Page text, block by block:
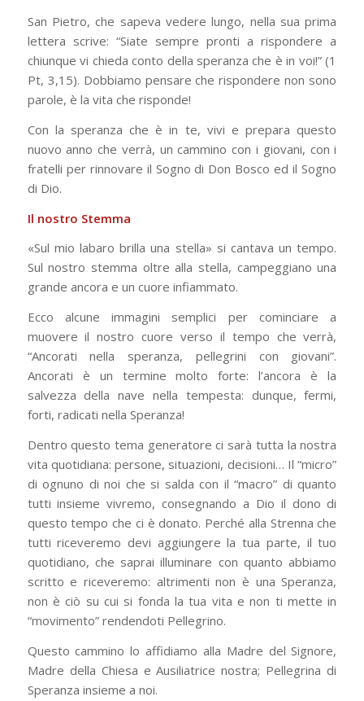
San Pietro, che sapeva vedere lungo, nella sua prima
lettera scrive: “Siate sempre pronti a rispondere a
chiunque vi chieda conto della speranza che è in voi!” (1
Pt, 3,15). Dobbiamo pensare che rispondere non sono
parole, è la vita che risponde!
Con la speranza che è in te, vivi e prepara questo
nuovo anno che verrà, un cammino con i giovani, con i
fratelli per rinnovare il Sogno di Don Bosco ed il Sogno
di Dio.
Il nostro Stemma
«Sul mio labaro brilla una stella» si cantava un tempo.
Sul nostro stemma oltre alla stella, campeggiano una
grande ancora e un cuore infiammato.
Ecco alcune immagini semplici per cominciare a
muovere il nostro cuore verso il tempo che verrà,
“Ancorati nella speranza, pellegrini con giovani”.
Ancorati è un termine molto forte: l’ancora è la
salvezza della nave nella tempesta: dunque, fermi,
forti, radicati nella Speranza!
Dentro questo tema generatore ci sarà tutta la nostra
vita quotidiana: persone, situazioni, decisioni… Il “micro”
di ognuno di noi che si salda con il “macro” di quanto
tutti insieme vivremo, consegnando a Dio il dono di
questo tempo che ci è donato. Perché alla Strenna che
tutti riceveremo devi aggiungere la tua parte, il tuo
quotidiano, che saprai illuminare con quanto abbiamo
scritto e riceveremo: altrimenti non è una Speranza,
non è ciò su cui si fonda la tua vita e non ti mette in
“movimento” rendendoti Pellegrino.
Questo cammino lo affidiamo alla Madre del Signore,
Madre della Chiesa e Ausiliatrice nostra; Pellegrina di
Speranza insieme a noi.